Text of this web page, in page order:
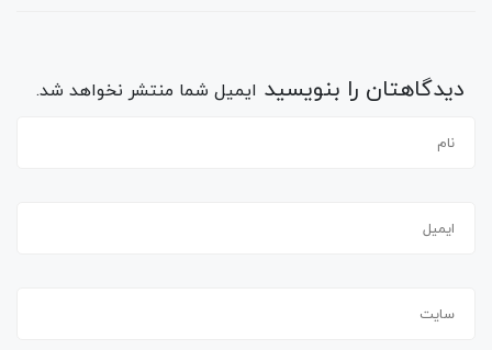
دیدگاهتان را بنویسید ایمیل شما منتشر نخواهد شد.